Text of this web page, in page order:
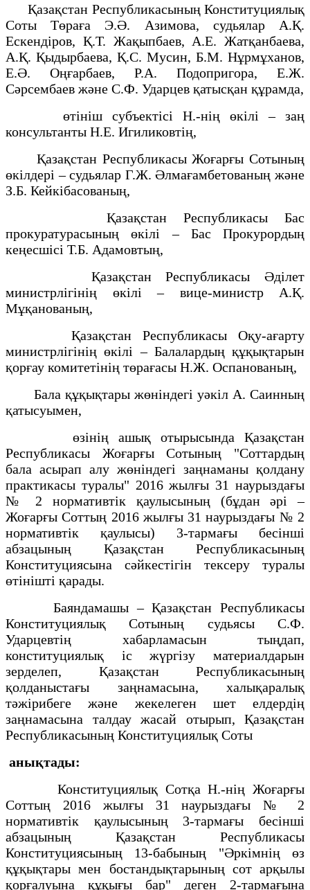
Қазақстан Республикасының Конституциялық
Соты Төраға Э.Ә. Азимова, судьялар А.Қ.
Ескендіров, Қ.Т. Жақыпбаев, А.Е. Жатқанбаева,
А.Қ. Қыдырбаева, Қ.С. Мусин, Б.М. Нұрмұханов,
Е.Ә. Оңғарбаев, Р.А. Подопригора, Е.Ж.
Сәрсембаев және С.Ф. Ударцев қатысқан құрамда,
өтініш субъектісі Н.-нің өкілі – заң
консультанты Н.Е. Игиликовтің,
Қазақстан Республикасы Жоғарғы Сотының
өкілдері – судьялар Г.Ж. Әлмағамбетованың және
З.Б. Кейкібасованың,
Қазақстан Республикасы Бас
прокуратурасының өкілі – Бас Прокурордың
кеңесшісі Т.Б. Адамовтың,
Қазақстан Республикасы Әділет
министрлігінің өкілі – вице-министр А.Қ.
Мұқанованың,
Қазақстан Республикасы Оқу-ағарту
министрлігінің өкілі – Балалардың құқықтарын
қорғау комитетінің төрағасы Н.Ж. Оспанованың,
Бала құқықтары жөніндегі уәкіл А. Саинның
қатысуымен,
өзінің ашық отырысында Қазақстан
Республикасы Жоғарғы Сотының "Соттардың
бала асырап алу жөніндегі заңнаманы қолдану
практикасы туралы" 2016 жылғы 31 наурыздағы
№ 2 нормативтік қаулысының (бұдан әрі –
Жоғарғы Соттың 2016 жылғы 31 наурыздағы № 2
нормативтік қаулысы) 3-тармағы бесінші
абзацының Қазақстан Республикасының
Конституциясына сәйкестігін тексеру туралы
өтінішті қарады.
Баяндамашы – Қазақстан Республикасы
Конституциялық Сотының судьясы С.Ф.
Ударцевтің хабарламасын тыңдап,
конституциялық іс жүргізу материалдарын
зерделеп, Қазақстан Республикасының
қолданыстағы заңнамасына, халықаралық
тәжірибеге және жекелеген шет елдердің
заңнамасына талдау жасай отырып, Қазақстан
Республикасының Конституциялық Соты
анықтады:
Конституциялық Сотқа Н.-нің Жоғарғы
Соттың 2016 жылғы 31 наурыздағы № 2
нормативтік қаулысының 3-тармағы бесінші
абзацының Қазақстан Республикасы
Конституциясының 13-бабының "Әркімнің өз
құқықтары мен бостандықтарының сот арқылы
қорғалуына құқығы бар" деген 2-тармағына